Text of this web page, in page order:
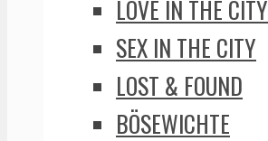
LOVE IN THE CITY
SEX IN THE CITY
LOST & FOUND
BÖSEWICHTE